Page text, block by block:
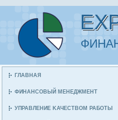
ГЛАВНАЯ
ФИНАНСΟВЫЙ МЕНЕДЖМЕНТ
УПРАВЛЕНИЕ ΚАЧЕСТВОМ РАБΟТЫ